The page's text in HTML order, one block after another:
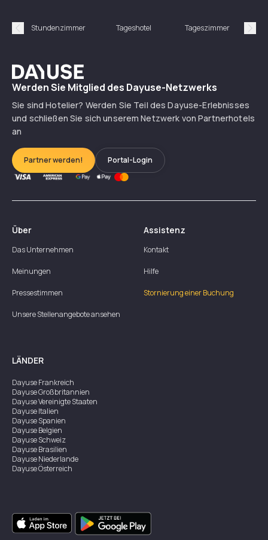
Précédent
Stundenzimmer Tageshotel Tageszimmer
Dayuse
Werden Sie Mitglied des Dayuse-Netzwerks
Sie sind Hotelier? Werden Sie Teil des Dayuse-Erlebnisses
und schließen Sie sich unserem Netzwerk von Partnerhotels
an
Partner werden! Portal-Login
Über
Das Unternehmen
Meinungen
Pressestimmen
Unsere Stellenangebote ansehen
Assistenz
Kontakt
Hilfe
Stornierung einer Buchung
LÄNDER
DayuseFrankreich
DayuseGroßbritannien
DayuseVereinigte Staaten
DayuseItalien
DayuseSpanien
DayuseBelgien
DayuseSchweiz
DayuseBrasilien
DayuseNiederlande
DayuseÖsterreich
DayuseSingapur
DayuseZweden
DayuseThailand